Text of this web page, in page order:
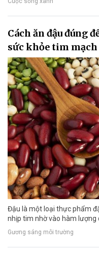
Cách ăn đậu đúng
sức khỏe tim mạch
Đậu là một loại thực phẩm
nhịp tim nhờ vào hàm lượng
Gương sáng môi trường